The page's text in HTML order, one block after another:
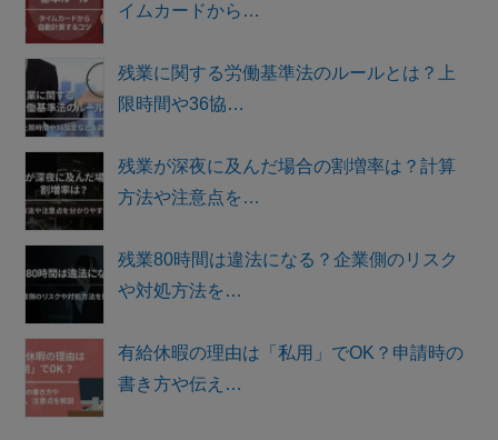
イムカードから…
残業に関する労働基準法のルールとは？上
限時間や36協…
残業が深夜に及んだ場合の割増率は？計算
方法や注意点を…
残業80時間は違法になる？企業側のリスク
や対処方法を…
有給休暇の理由は「私用」でOK？申請時の
書き方や伝え…